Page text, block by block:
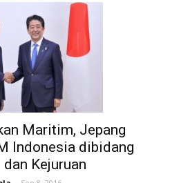
Maritim, Jepang
Indonesia dibidang
Kejuruan